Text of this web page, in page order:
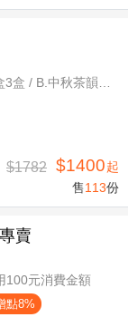
$1782 $1400起
售113份
賣
100元消費金額
點8%